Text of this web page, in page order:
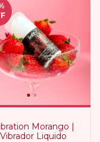
Morango |
Vibrador Liquido